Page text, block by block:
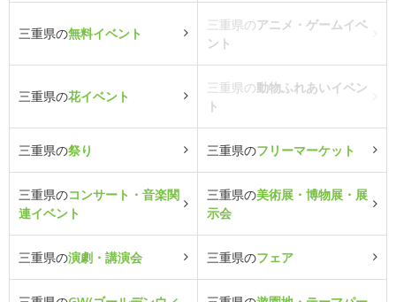
三重県の無料イベント
三重県のアニメ・ゲームイベ
ント
三重県の花イベント
三重県の動物ふれあいイベン
ト
三重県の祭り 三重県のフリーマーケット
三重県のコンサート・音楽関
連イベント
三重県の美術展・博物展・展
示会
三重県の演劇・講演会 三重県のフェア